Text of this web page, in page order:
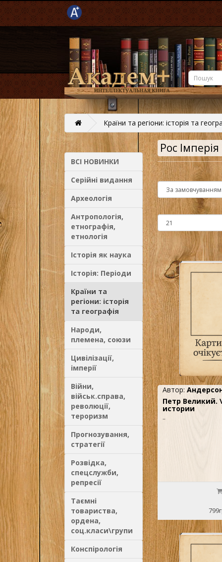
Країни та регіони: історія та
ВСІ НОВИНКИ
Серійні видання
Археологія
Антропологія,
етнографія,
етнологія
Історія як наука
Історія: Періоди
Країни та
регіони: історія
та географія
Народи,
племена, союзи
Цивілізації,
імперії
Війни,
військ.справа,
революції,
тероризм
Прогнозування,
стратегії
Розвідка,
спецслужби,
репресії
Таємні
товариства,
ордена,
соц.класи\групи
Конспірологія
Рос Імперія
Автор:
Петр Великий.
истории
..